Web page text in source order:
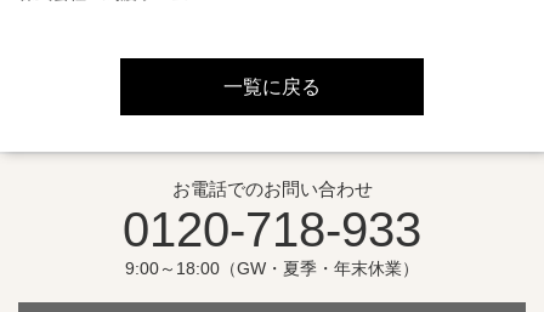
一覧に戻る
お電話でのお問い合わせ
0120-718-933
9:00～18:00（GW・夏季・年末休業）